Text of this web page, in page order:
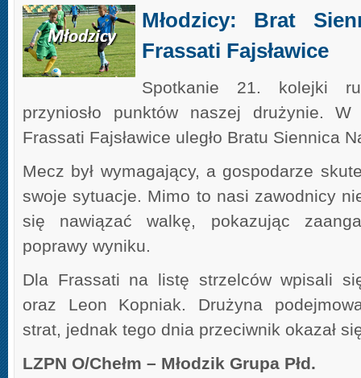
Młodzicy: Brat
Frassati Fajsławice
Spotkanie 21. kolejki
przyniosło punktów naszej drużynie. W
Frassati Fajsławice uległo Bratu Siennica
Mecz był wymagający, a gospodarze
swoje sytuacje. Mimo to nasi zawodnicy
się nawiązać walkę, pokazując
poprawy wyniku.
Dla Frassati na listę strzelców wpisali
oraz Leon Kopniak. Drużyna
strat, jednak tego dnia przeciwnik okazał
LZPN O/Chełm – Młodzik Grupa Płd.